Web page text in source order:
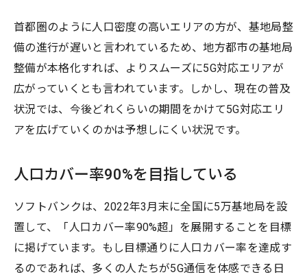
首都圏のように人口密度の高いエリアの方が、基地局整
備の進行が遅いと言われているため、地方都市の基地局
整備が本格化すれば、よりスムーズに5G対応エリアが
広がっていくとも言われています。しかし、現在の普及
状況では、今後どれくらいの期間をかけて5G対応エリ
アを広げていくのかは予想しにくい状況です。
人口カバー率90%を目指している
ソフトバンクは、2022年3月末に全国に5万基地局を設
置して、「人口カバー率90%超」を展開することを目標
に掲げています。もし目標通りに人口カバー率を達成す
るのであれば、多くの人たちが5G通信を体感できる日